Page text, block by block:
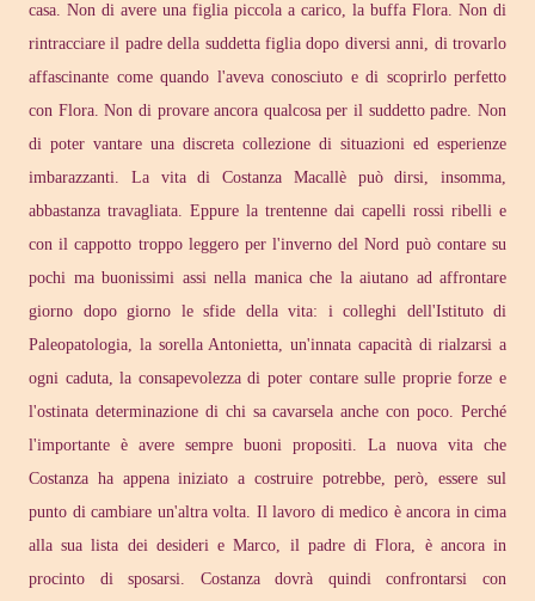
casa. Non di avere una figlia piccola a carico, la buffa Flora. Non di
rintracciare il padre della suddetta figlia dopo diversi anni, di trovarlo
affascinante come quando l'aveva conosciuto e di scoprirlo perfetto
con Flora. Non di provare ancora qualcosa per il suddetto padre. Non
di poter vantare una discreta collezione di situazioni ed esperienze
imbarazzanti. La vita di Costanza Macallè può dirsi, insomma,
abbastanza travagliata. Eppure la trentenne dai capelli rossi ribelli e
con il cappotto troppo leggero per l'inverno del Nord può contare su
pochi ma buonissimi assi nella manica che la aiutano ad affrontare
giorno dopo giorno le sfide della vita: i colleghi dell'Istituto di
Paleopatologia, la sorella Antonietta, un'innata capacità di rialzarsi a
ogni caduta, la consapevolezza di poter contare sulle proprie forze e
l'ostinata determinazione di chi sa cavarsela anche con poco. Perché
l'importante è avere sempre buoni propositi. La nuova vita che
Costanza ha appena iniziato a costruire potrebbe, però, essere sul
punto di cambiare un'altra volta. Il lavoro di medico è ancora in cima
alla sua lista dei desideri e Marco, il padre di Flora, è ancora in
procinto di sposarsi. Costanza dovrà quindi confrontarsi con